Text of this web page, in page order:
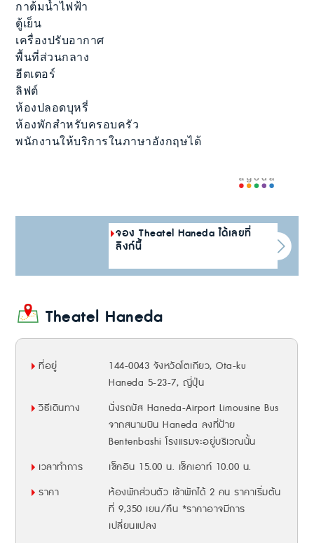
กาต้มน้ำไฟฟ้า
ตู้เย็น
เครื่องปรับอากาศ
พื้นที่ส่วนกลาง
ฮีตเตอร์
ลิฟต์
ห้องปลอดบุหรี่
ห้องพักสำหรับครอบครัว
พนักงานให้บริการในภาษาอังกฤษได้
จอง Theatel Haneda ได้เลยที่
ลิงก์นี้
Theatel Haneda
ที่อยู่
144-0043 จังหวัดโตเกียว, Ota-ku
Haneda 5-23-7, ญี่ปุ่น
วิธีเดินทาง
นั่งรถบัส Haneda-Airport Limousine Bus
จากสนามบิน Haneda ลงที่ป้าย
Bentenbashi โรงแรมจะอยู่บริเวณนั้น
เวลาทำการ
เช็คอิน 15.00 น. เช็คเอาท์ 10.00 น.
ราคา
ห้องพักส่วนตัว เข้าพักได้ 2 คน ราคาเริ่มต้น
ที่ 9,350 เยน/คืน *ราคาอาจมีการ
เปลี่ยนแปลง